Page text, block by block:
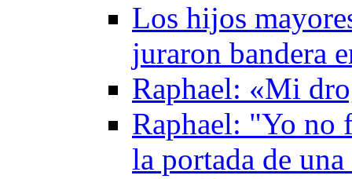
Los hijos
juraron bandera
Raphael: «Mi
Raphael: "Yo no
la portada de